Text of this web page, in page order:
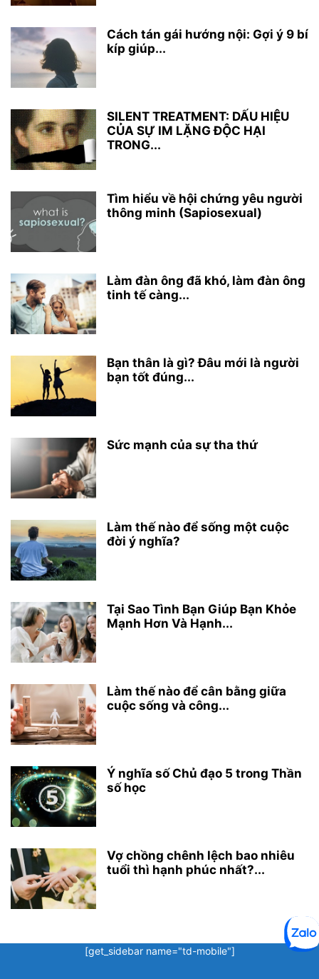
Cách tán gái hướng nội: Gợi ý 9 bí
kíp giúp...
SILENT TREATMENT: DẤU HIỆU
CỦA SỰ IM LẶNG ĐỘC HẠI
TRONG...
Tìm hiểu về hội chứng yêu người
thông minh (Sapiosexual)
Làm đàn ông đã khó, làm đàn ông
tinh tế càng...
Bạn thân là gì? Đâu mới là người
bạn tốt đúng...
Sức mạnh của sự tha thứ
Làm thế nào để sống một cuộc
đời ý nghĩa?
Tại Sao Tình Bạn Giúp Bạn Khỏe
Mạnh Hơn Và Hạnh...
Làm thế nào để cân bằng giữa
cuộc sống và công...
Ý nghĩa số Chủ đạo 5 trong Thần
số học
Vợ chồng chênh lệch bao nhiêu
tuổi thì hạnh phúc nhất?...
[get_sidebar name="td-mobile"]